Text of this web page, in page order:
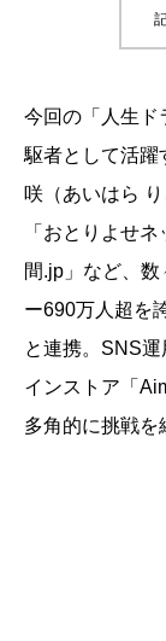
今回の「人生ド
駆者として活躍
咲（あいはら
「おとりよせ
間.jp」など、
ー690万人超を
と連携。SNS
インストア「
多角的に挑戦を